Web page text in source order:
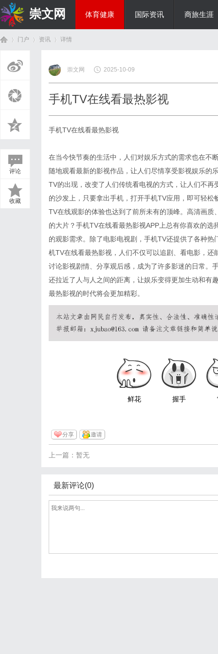
崇文网 体育健康 国际资讯 商旅生涯
门户 资讯
›
详情
评论
收藏
崇文网 2025-10-09
手机TV在线看最热影视
手机TV在线看最热影视
在当今快节奏的生活中，人们对娱乐方式的需求也在不
随地观看最新的影视作品，让人们尽情享受影视娱乐的
TV的出现，改变了人们传统看电视的方式，让人们不
的沙发上，只要拿出手机，打开手机TV应用，即可轻
TV在线观影的体验也达到了前所未有的顶峰。高清画
的大片？手机TV在线看最热影视APP上总有你喜欢的
的观影需求。除了电影电视剧，手机TV还提供了各种
机TV在线看最热影视，人们不仅可以追剧、看电影，
讨论影视剧情、分享观后感，成为了许多影迷的日常。
还拉近了人与人之间的距离，让娱乐变得更加生动和有
最热影视的时代将会更加精彩。
鲜花 握手
分享 邀请
上一篇：暂无
最新评论(0)